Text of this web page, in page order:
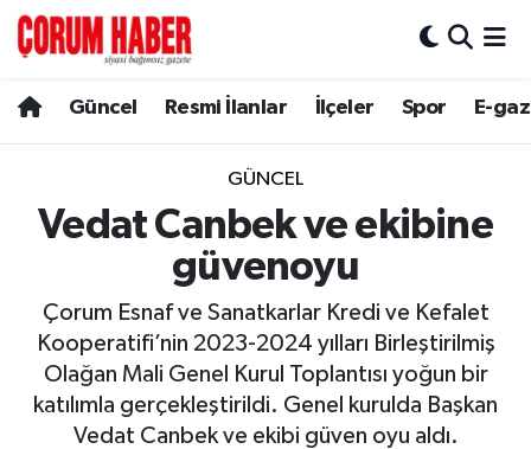
Güncel Resmi İlanlar İlçeler Spor E-
GÜNCEL
Vedat Canbek ve ekibine
güvenoyu
Çorum Esnaf ve Sanatkarlar Kredi ve Kefalet
Kooperatifi’nin 2023-2024 yılları Birleştirilmiş
Olağan Mali Genel Kurul Toplantısı yoğun bir
katılımla gerçekleştirildi. Genel kurulda Başkan
Vedat Canbek ve ekibi güven oyu aldı.
Spor
Resmi İlanlar
Boğazkale
Hava Durumu
Çorum Namaz Vakitleri
Trafik Durumu
Süper Lig Puan Durumu ve Fikstür
Tüm Manşetler